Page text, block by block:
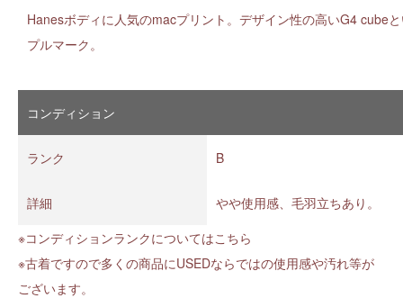
Hanesボディに人気のmacプリント。デザイン性の高いG4 cube
プルマーク。
コンディション
ランク B
詳細
やや使用感、毛羽立ちあり。
※コンディションランクについてはこちら
※古着ですので多くの商品にUSEDならではの使用感や汚れ等が
ございます。